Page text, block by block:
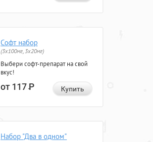
Софт набор
(3x100мг, 3x20мг)
Выбери софт-препарат на свой
вкус!
от 117Р Купить
Набор "Два в одном"